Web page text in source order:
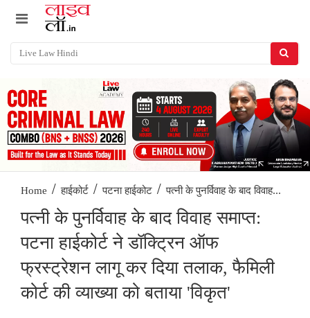
Home / हाईकोर्ट / पटना हाईकोट / पत्नी के पुनर्विवाह के बाद विवाह...
पत्नी के पुनर्विवाह के बाद विवाह समाप्त:
पटना हाईकोर्ट ने डॉक्ट्रिन ऑफ
फ्रस्ट्रेशन लागू कर दिया तलाक, फैमिली
कोर्ट की व्याख्या को बताया 'विकृत'